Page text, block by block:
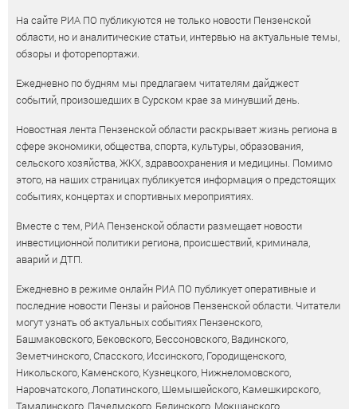
На сайте РИА ПО публикуются не только новости Пензенской
области, но и аналитические статьи, интервью на актуальные темы,
обзоры и фоторепортажи.
Ежедневно по будням мы предлагаем читателям дайджест
событий, произошедших в Сурском крае за минувший день.
Новостная лента Пензенской области раскрывает жизнь региона в
сфере экономики, общества, спорта, культуры, образования,
сельского хозяйства, ЖКХ, здравоохранения и медицины. Помимо
этого, на наших страницах публикуется информация о предстоящих
событиях, концертах и спортивных мероприятиях.
Вместе с тем, РИА Пензенской области размещает новости
инвестиционной политики региона, происшествий, криминала,
аварий и ДТП.
Ежедневно в режиме онлайн РИА ПО публикует оперативные и
последние новости Пензы и районов Пензенской области. Читатели
могут узнать об актуальных событиях Пензенского,
Башмаковского, Бековского, Бессоновского, Вадинского,
Земетчинского, Спасского, Иссинского, Городищенского,
Никольского, Каменского, Кузнецкого, Нижнеломовского,
Наровчатского, Лопатинского, Шемышейского, Камешкирского,
Тамалинского, Пачелмского, Белинского, Мокшанского,